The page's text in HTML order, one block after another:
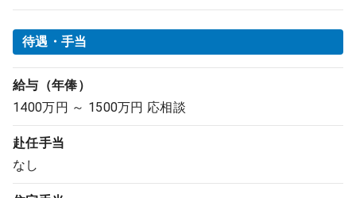
待遇・手当
給与（年俸）
1400万円 ～ 1500万円 応相談
赴任手当
なし